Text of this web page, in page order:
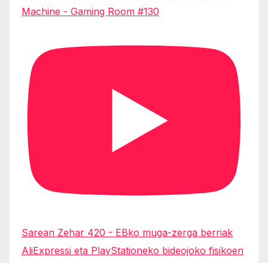
Machine - Gaming Room #130
Sarean Zehar 420 - EBko muga-zerga berriak
AliExpressi eta PlayStationeko bideojoko fisikoen